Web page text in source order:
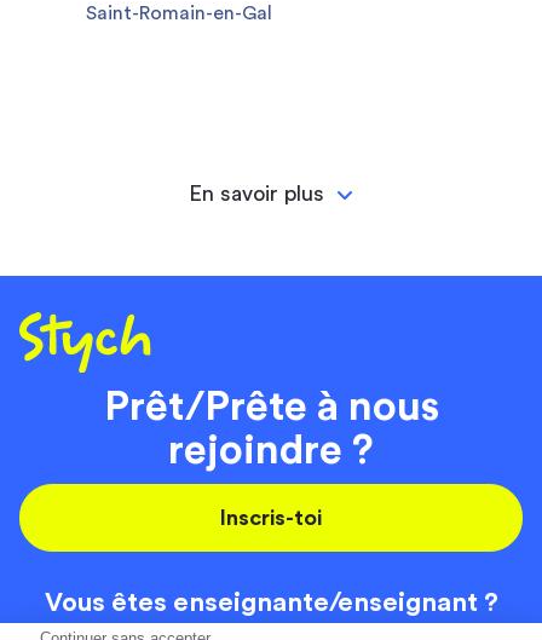
Saint-Romain-en-Gal
En savoir plus
Prêt/Prête à nous
rejoindre ?
Inscris-toi
Vous êtes enseignante/enseignant ?
On recrute